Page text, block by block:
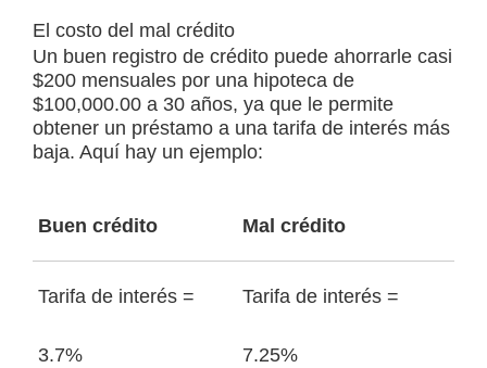
El costo del mal crédito
Un buen registro de crédito puede ahorrarle casi
$200 mensuales por una hipoteca de
$100,000.00 a 30 años, ya que le permite
obtener un préstamo a una tarifa de interés más
baja. Aquí hay un ejemplo:
Buen crédito Mal crédito
Tarifa de interés =
3.7%
Tarifa de interés =
7.25%